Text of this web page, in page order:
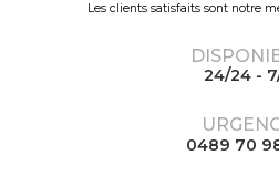
Les clients satisfaits sont notre
24/24 -
0489 70